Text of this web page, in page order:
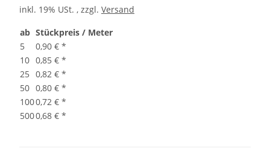
inkl. 19% USt. , zzgl. Versand
ab Stückpreis / Meter
5
0,90 € *
10 0,85 € *
25 0,82 € *
50 0,80 € *
1000,72 € *
5000,68 € *